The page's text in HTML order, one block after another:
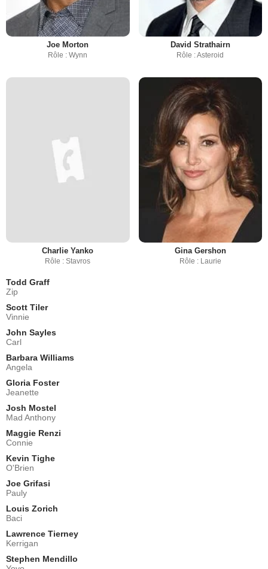
Joe Morton
Rôle : Wynn
David Strathairn
Rôle : Asteroid
Charlie Yanko
Rôle : Stavros
Gina Gershon
Rôle : Laurie
Todd Graff
Zip
Scott Tiler
Vinnie
John Sayles
Carl
Barbara Williams
Angela
Gloria Foster
Jeanette
Josh Mostel
Mad Anthony
Maggie Renzi
Connie
Kevin Tighe
O'Brien
Joe Grifasi
Pauly
Louis Zorich
Baci
Lawrence Tierney
Kerrigan
Stephen Mendillo